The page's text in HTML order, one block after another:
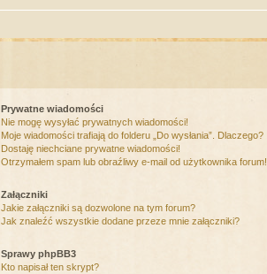
Prywatne wiadomości
Nie mogę wysyłać prywatnych wiadomości!
Moje wiadomości trafiają do folderu „Do wysłania”. Dlaczego?
Dostaję niechciane prywatne wiadomości!
Otrzymałem spam lub obraźliwy e-mail od użytkownika forum!
Załączniki
Jakie załączniki są dozwolone na tym forum?
Jak znaleźć wszystkie dodane przeze mnie załączniki?
Sprawy phpBB3
Kto napisał ten skrypt?